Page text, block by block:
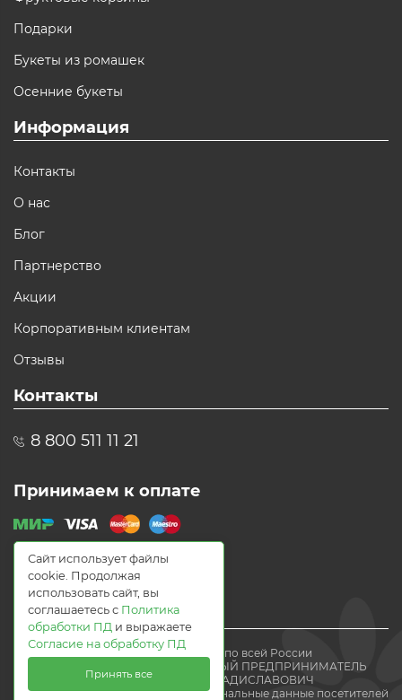
Подарки
Букеты из ромашек
Осенние букеты
Информация
Контакты
О нас
Блог
Партнерство
Акции
Корпоративным клиентам
Отзывы
Контакты
8 800 511 11 21
Принимаем к оплате
© 2021 Доставка цветов по всей России
Flomania24.ru ИНДИВИДУАЛЬНЫЙ ПРЕДПРИНИМАТЕЛЬ
ВОЛЕВАЧ ЕВГЕНИЙ ВЛАДИСЛАВОВИЧ
Мы получаем и обрабатываем персональные данные посетителей
Сайт использует файлы
cookie. Продолжая
использовать сайт, вы
соглашаетесь с Политика
обработки ПД и выражаете
Согласие на обработку ПД
Принять все